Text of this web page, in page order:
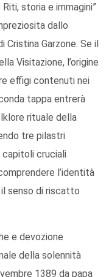
storia e immagini”
dallo
Garzone. Se il
Visitazione, l’origine
effigi contenuti nei
tappa entrerà
rituale della
tre pilastri
cruciali
l’identità
senso di riscatto
e devozione
della solennità
1389 da papa